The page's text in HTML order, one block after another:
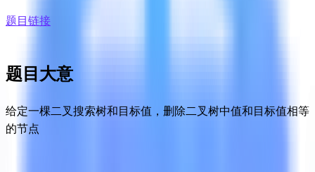
题目链接
题目大意
给定一棵二叉搜索树和目标值，删除二叉树中值和目标值相等
的节点